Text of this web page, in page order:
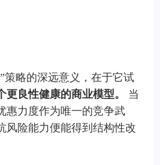
略的深远意义，在于它试
更良性健康的商业模型。
当
惠力度作为唯一的竞争武
风险能力便能得到结构性改